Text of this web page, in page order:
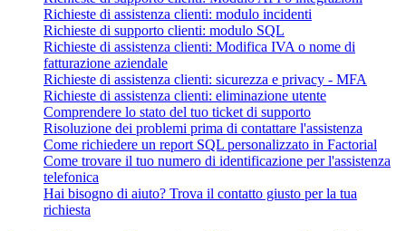
Richieste di assistenza clienti: modulo incidenti
Richieste di supporto clienti: modulo SQL
Richieste di assistenza clienti: Modifica IVA o nome di
fatturazione aziendale
Richieste di assistenza clienti: sicurezza e privacy - MFA
Richieste di assistenza clienti: eliminazione utente
Comprendere lo stato del tuo ticket di supporto
Risoluzione dei problemi prima di contattare l'assistenza
Come richiedere un report SQL personalizzato in Factorial
Come trovare il tuo numero di identificazione per l'assistenza
telefonica
Hai bisogno di aiuto? Trova il contatto giusto per la tua
richiesta